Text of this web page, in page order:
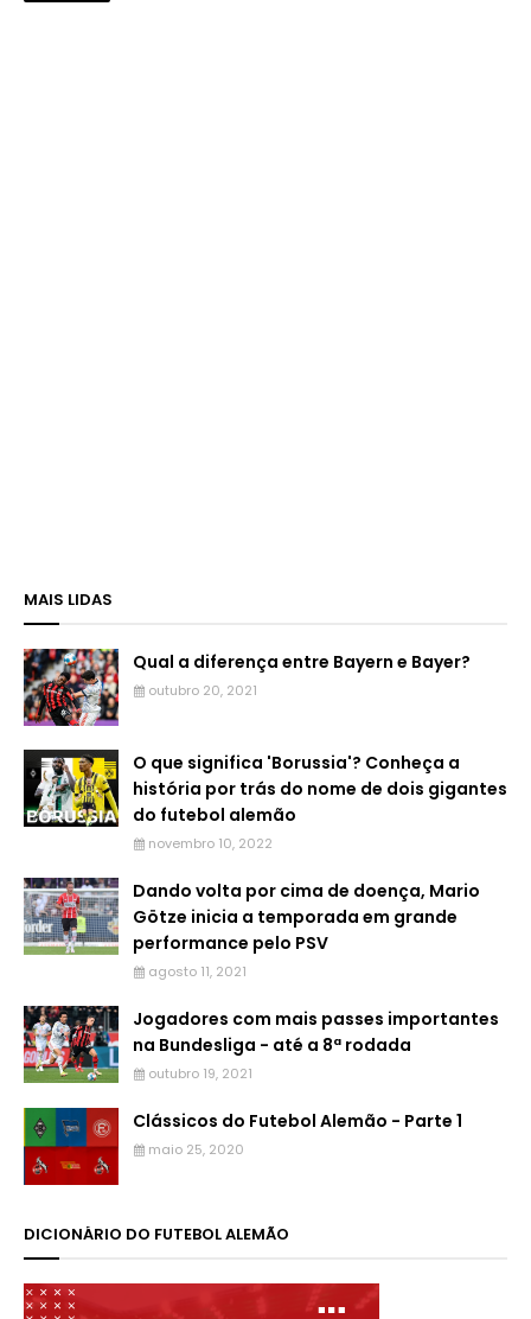
MAIS LIDAS
Qual a diferença entre Bayern e Bayer?
outubro 20, 2021
O que significa 'Borussia'? Conheça a
história por trás do nome de dois gigantes
do futebol alemão
novembro 10, 2022
Dando volta por cima de doença, Mario
Götze inicia a temporada em grande
performance pelo PSV
agosto 11, 2021
Jogadores com mais passes importantes
na Bundesliga - até a 8ª rodada
outubro 19, 2021
Clássicos do Futebol Alemão - Parte 1
maio 25, 2020
DICIONÁRIO DO FUTEBOL ALEMÃO